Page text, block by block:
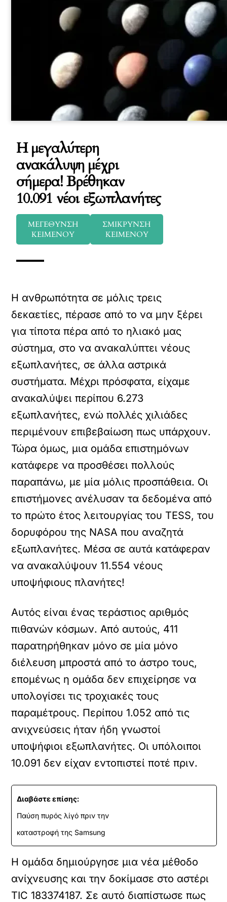
Η μεγαλύτερη
ανακάλυψη μέχρι
σήμερα! Βρέθηκαν
10.091 νέοι εξωπλανήτες
ΜΕΓΕΘΥΝΣΗ
ΚΕΙΜΕΝΟΥ
ΣΜΙΚΡΥΝΣΗ
ΚΕΙΜΕΝΟΥ
Η ανθρωπότητα σε μόλις τρεις
δεκαετίες, πέρασε από το να μην ξέρει
για τίποτα πέρα από το ηλιακό μας
σύστημα, στο να ανακαλύπτει νέους
εξωπλανήτες, σε άλλα αστρικά
συστήματα. Μέχρι πρόσφατα, είχαμε
ανακαλύψει περίπου 6.273
εξωπλανήτες, ενώ πολλές χιλιάδες
περιμένουν επιβεβαίωση πως υπάρχουν.
Τώρα όμως, μια ομάδα επιστημόνων
κατάφερε να προσθέσει πολλούς
παραπάνω, με μία μόλις προσπάθεια. Οι
επιστήμονες ανέλυσαν τα δεδομένα από
το πρώτο έτος λειτουργίας του TESS, του
δορυφόρου της NASA που αναζητά
εξωπλανήτες. Μέσα σε αυτά κατάφεραν
να ανακαλύψουν 11.554 νέους
υποψήφιους πλανήτες!
Αυτός είναι ένας τεράστιος αριθμός
πιθανών κόσμων. Από αυτούς, 411
παρατηρήθηκαν μόνο σε μία μόνο
διέλευση μπροστά από το άστρο τους,
επομένως η ομάδα δεν επιχείρησε να
υπολογίσει τις τροχιακές τους
παραμέτρους. Περίπου 1.052 από τις
ανιχνεύσεις ήταν ήδη γνωστοί
υποψήφιοι εξωπλανήτες. Οι υπόλοιποι
10.091 δεν είχαν εντοπιστεί ποτέ πριν.
Διαβάστε επίσης:
Παύση πυρός λίγό πριν την
καταστροφή της Samsung
Η ομάδα δημιούργησε μια νέα μέθοδο
ανίχνευσης και την δοκίμασε στο αστέρι
TIC 183374187. Σε αυτό διαπίστωσε πως